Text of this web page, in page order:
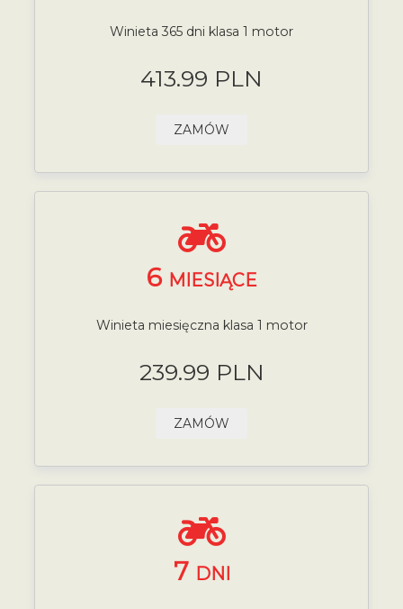
Winieta 365 dni klasa 1 motor
413.99 PLN
ZAMÓW
6 MIESIĄCE
Winieta miesięczna klasa 1 motor
239.99 PLN
ZAMÓW
7 DNI